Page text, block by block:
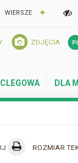
WIERSZE
ZDJĘCIA PL
DLA
ROZMIAR